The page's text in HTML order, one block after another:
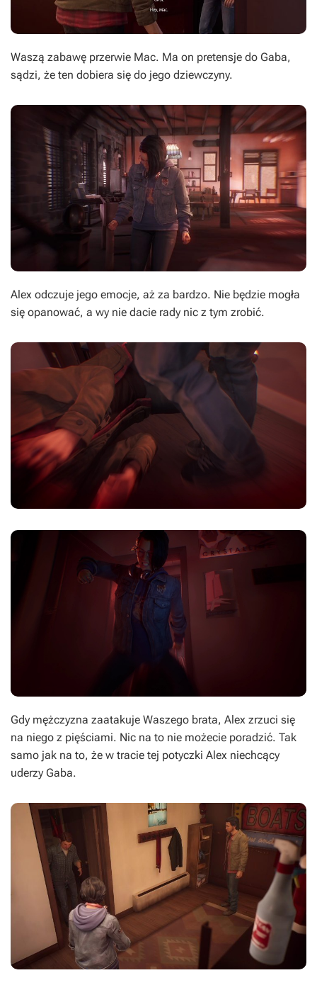
Waszą zabawę przerwie Mac. Ma on pretensje do Gaba,
sądzi, że ten dobiera się do jego dziewczyny.
Alex odczuje jego emocje, aż za bardzo. Nie będzie mogła
się opanować, a wy nie dacie rady nic z tym zrobić.
Gdy mężczyzna zaatakuje Waszego brata, Alex zrzuci się
na niego z pięściami. Nic na to nie możecie poradzić. Tak
samo jak na to, że w tracie tej potyczki Alex niechcący
uderzy Gaba.